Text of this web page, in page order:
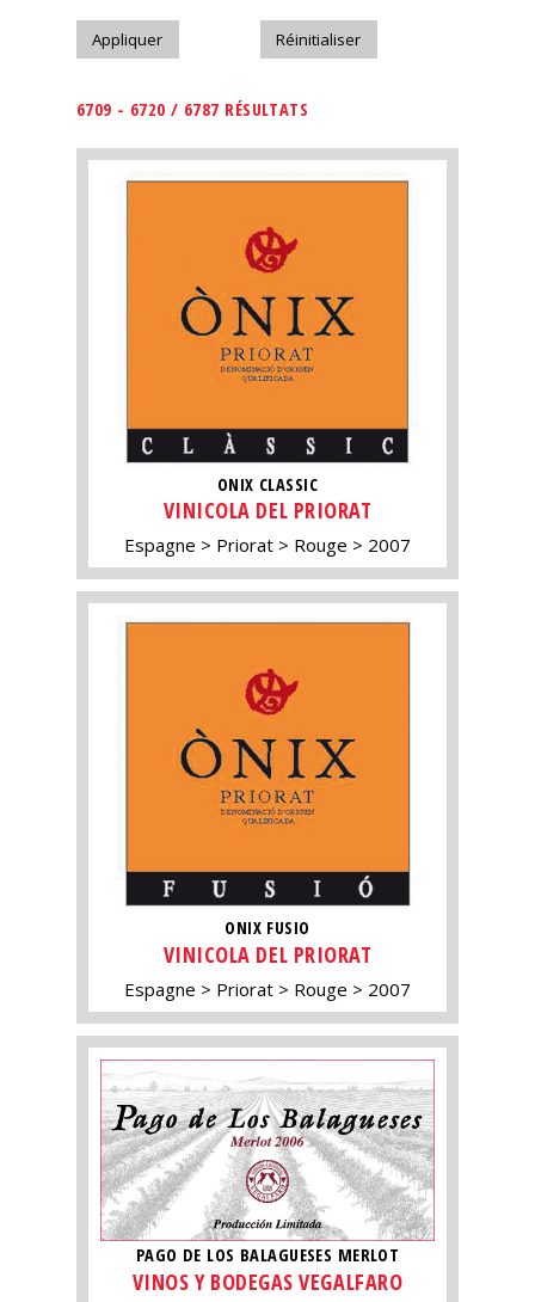
6709 - 6720 / 6787 RÉSULTATS
ONIX CLASSIC
VINICOLA DEL PRIORAT
Espagne Priorat Rouge 2007
ONIX FUSIO
VINICOLA DEL PRIORAT
Espagne Priorat Rouge 2007
PAGO DE LOS BALAGUESES MERLOT
VINOS Y BODEGAS VEGALFARO